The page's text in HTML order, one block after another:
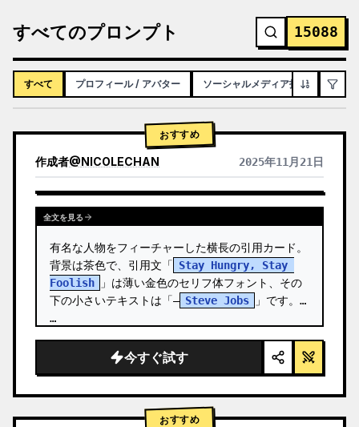
すべてのプロンプト 15088
すべて プロフィール / アバター ソーシャルメディア投稿 イン
おすすめ
作成者@NICOLECHAN 2025年11月21日
他のモデルの結果を表示
全文を見る
有名な人物をフィーチャーした横長の引用カード。
背景は茶色で、引用文「
Stay Hungry, Stay
Foolish
」は薄い金色のセリフ体フォント、その
下の小さいテキストは「— Steve Jobs
」です。
…
今すぐ試す
おすすめ